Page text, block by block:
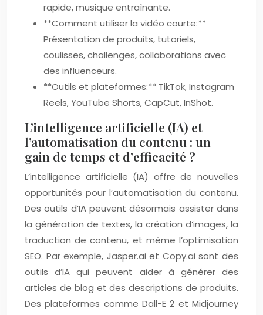
rapide, musique entraînante.
**Comment utiliser la vidéo courte:**
Présentation de produits, tutoriels,
coulisses, challenges, collaborations avec
des influenceurs.
**Outils et plateformes:** TikTok, Instagram
Reels, YouTube Shorts, CapCut, InShot.
L’intelligence artificielle (IA) et
l’automatisation du contenu : un
gain de temps et d’efficacité ?
L’intelligence artificielle (IA) offre de nouvelles
opportunités pour l’automatisation du contenu.
Des outils d’IA peuvent désormais assister dans
la génération de textes, la création d’images, la
traduction de contenu, et même l’optimisation
SEO. Par exemple, Jasper.ai et Copy.ai sont des
outils d’IA qui peuvent aider à générer des
articles de blog et des descriptions de produits.
Des plateformes comme Dall-E 2 et Midjourney